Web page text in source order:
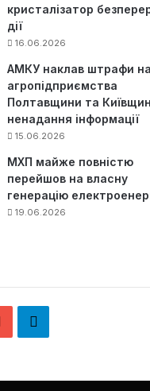
кристалізатор
дії
16.06.2026
АМКУ наклав штрафи на
агропідприємства
Полтавщини та
ненадання інформації
15.06.2026
МХП майже повністю
перейшов на власну
генерацію
19.06.2026
u
л